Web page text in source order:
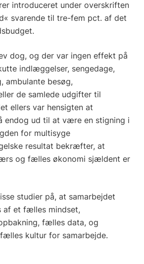
introduceret under overskriften
svarende til tre-fem pct. af det
dog, og der var ingen effekt på
indlæggelser, sengedage,
ambulante besøg,
de samlede udgifter til
ellers var hensigten at
endog ud til at være en stigning i
for multisyge
resultat bekræfter, at
og fælles økonomi sjældent er
studier på, at samarbejdet
af et fælles mindset,
fælles data, og
kultur for samarbejde.